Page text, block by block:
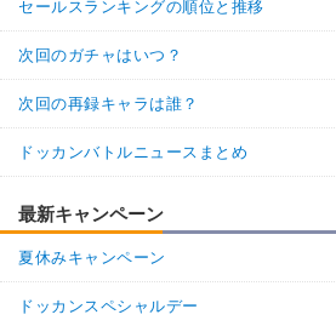
セールスランキングの順位と推移
次回のガチャはいつ？
次回の再録キャラは誰？
ドッカンバトルニュースまとめ
最新キャンペーン
夏休みキャンペーン
ドッカンスペシャルデー